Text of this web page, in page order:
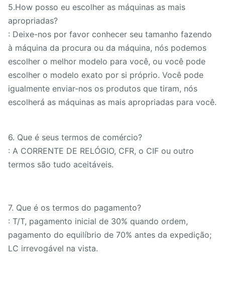
tabela
Poder do
motor
principal
quilowatt 45
Dimensão
total (altura
do
comprimento)
5.How posso eu escolher as máquinas as mais
apropriadas?
: Deixe-nos por favor conhecer seu tamanho fazendo
à máquina da procura ou da máquina, nós podemos
escolher o melhor modelo para você, ou você pode
escolher o modelo exato por si próprio. Você pode
igualmente enviar-nos os produtos que tiram, nós
escolherá as máquinas as mais apropriadas para você.
6. Que é seus termos de comércio?
: A CORRENTE DE RELÓGIO, CFR, o CIF ou outro
termos são tudo aceitáveis.
7. Que é os termos do pagamento?
: T/T, pagamento inicial de 30% quando ordem,
pagamento do equilíbrio de 70% antes da expedição;
LC irrevogável na vista.